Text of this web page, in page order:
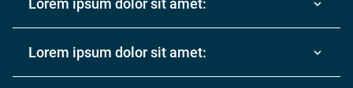
Lorem ipsum dolor sit amet:
Lorem ipsum dolor sit amet: